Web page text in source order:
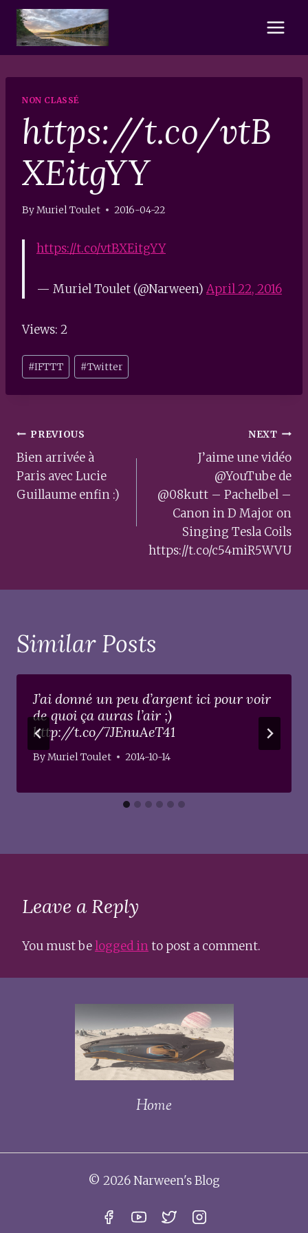
Skip
content
NON CLASSÉ
https://t.co/vtB
XEitgYY
ByMuriel Toulet 2016-04-22
https://t.co/vtBXEitgYY
— Muriel Toulet (@Narween) April 22, 2016
Views: 2
Post
Tags:
#IFTTT #Twitter
Post
navigation
PREVIOUS
Bien arrivée à
Paris avec Lucie
Guillaume enfin :)
NEXT
J’aime une vidéo
@YouTube de
@08kutt – Pachelbel –
Canon in D Major on
Singing Tesla Coils
https://t.co/c54miR5WVU
Similar Posts
J’ai donné un peu d’argent ici pour voir
de quoi ça auras l’air ;)
http://t.co/7JEnuAeT41
ByMuriel Toulet 2014-10-14
Leave a Reply
You must belogged into post a comment.
Home
© 2026 Narween's Blog